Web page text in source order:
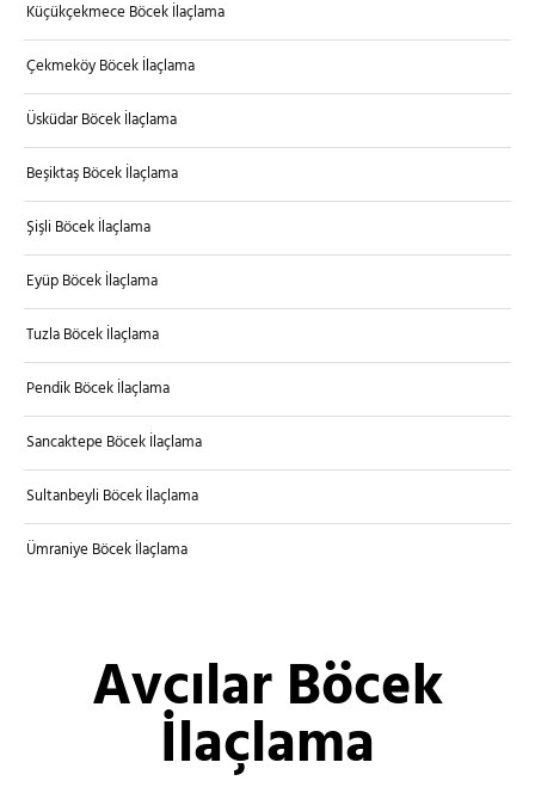
Küçükçekmece Böcek İlaçlama
Çekmeköy Böcek İlaçlama
Üsküdar Böcek İlaçlama
Beşiktaş Böcek İlaçlama
Şişli Böcek İlaçlama
Eyüp Böcek İlaçlama
Tuzla Böcek İlaçlama
Pendik Böcek İlaçlama
Sancaktepe Böcek İlaçlama
Sultanbeyli Böcek İlaçlama
Ümraniye Böcek İlaçlama
Avcılar Böcek
İlaçlama